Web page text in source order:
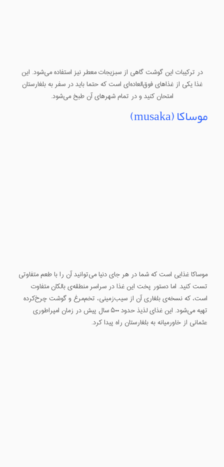
در ترکیبات این گوشت گاهی از سبزیجات معطر نیز استفاده می‌شود. این
غذا یکی از غذاهای فوق‌العاده‌ای است که حتما باید در سفر به بلغارستان
امتحان کنید و در تمام شهرهای آن طبخ می‌شود.
موساکا (musaka)
موساکا غذایی است که شما در هر جای دنیا می‌توانید آن را با طعم متفاوتی
تست کنید. اما دستور پخت این غذا در سراسر منطقه‌ی بالکان متفاوت
است، که نسخه‌ی بلغاری آن از سیب‌زمینی، تخم‌مرغ و گوشت چرخ‌کرده
تهیه می‌شود. این غذای لذیذ حدود ۵۰۰ سال پیش در زمان امپراطوری
عثمانی از خاورمیانه به بلغارستان راه پیدا کرد.